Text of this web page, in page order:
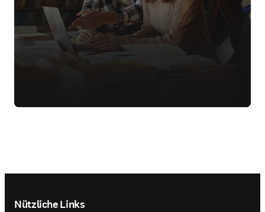
Nützliche Links